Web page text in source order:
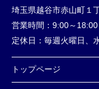
埼玉県越谷市赤山町１
営業時間： 9:00～18:00
定休日： 毎週火曜日、
トップページ